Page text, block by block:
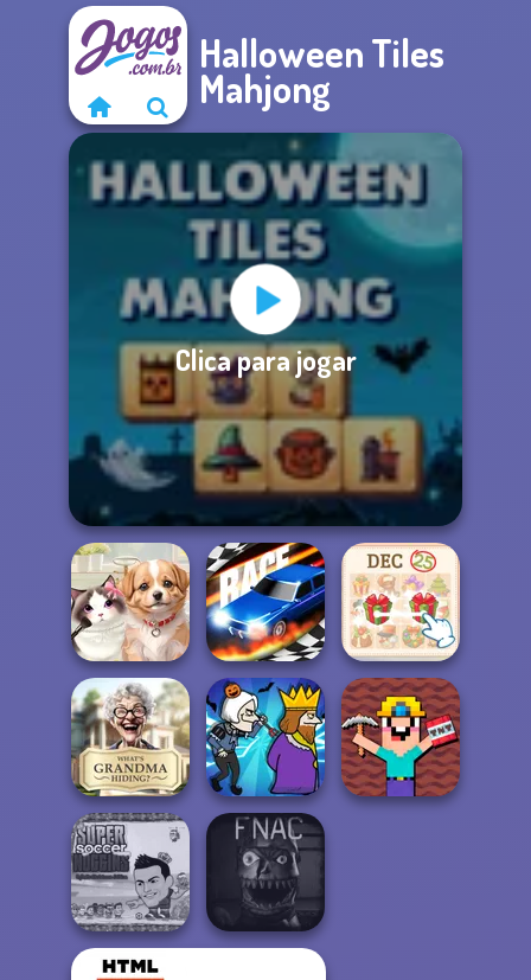
Halloween Tiles
Mahjong
Clica para jogar
Pet Salon Drag Race 3D
KrisMas Mahjong
2
What Is Grandma
Hiding
Murder